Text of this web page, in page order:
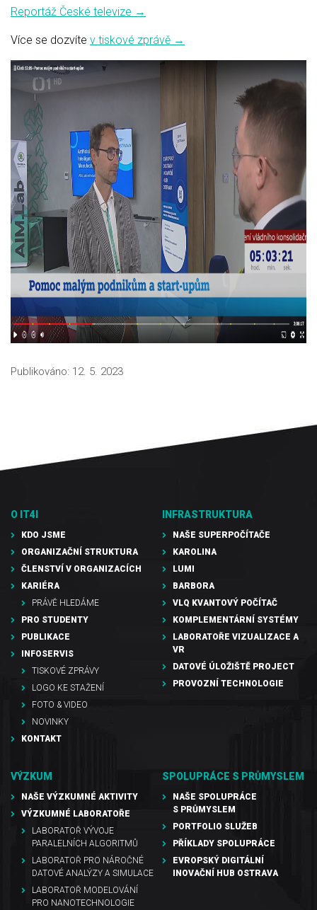
Reportáž České televize →
Více se dozvíte v tiskové zprávě →
Publikováno: 12. 5. 2023
O IT4I
KDO JSME
ORGANIZAČNÍ STRUKTURA
ČLENSTVÍ V ORGANIZACÍCH
KARIÉRA
PRÁVĚ HLEDÁME
PRO STUDENTY
PUBLIKACE
INFOSERVIS
TISKOVÉ ZPRÁVY
LOGO KE STAŽENÍ
FOTO & VIDEO
NOVINKY
KONTAKT
INFRASTRUKTURA
NAŠE SUPERPOČÍTAČE
KAROLINA
LUMI
BARBORA
VLQ KVANTOVÝ POČÍTAČ
KOMPLEMENTÁRNÍ SYSTÉMY
LABORATOŘE VIZUALIZACE A
VR
DATOVÉ ÚLOŽIŠTĚ PROJECT
PROVOZNÍ TECHNOLOGIE
VÝZKUM
NAŠE VÝZKUMNÉ AKTIVITY
VÝZKUMNÉ LABORATOŘE
LABORATOŘ VÝVOJE
PARALELNÍCH ALGORITMŮ
LABORATOŘ PRO NÁROČNÉ
DATOVÉ ANALÝZY A SIMULACE
LABORATOŘ MODELOVÁNÍ
PRO NANOTECHNOLOGIE
SPOLUPRÁCE S PRŮMYSLEM
NAŠE SPOLUPRÁCE
S PRŮMYSLEM
PORTFOLIO SLUŽEB
PŘÍKLADY SPOLUPRÁCE
EVROPSKÝ DIGITÁLNÍ
INOVAČNÍ HUB OSTRAVA